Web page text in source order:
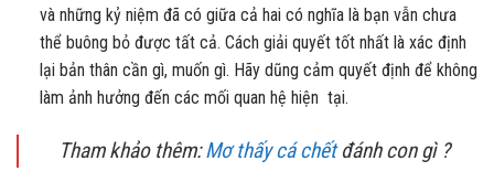
và những kỷ niệm đã có giữa cả hai có nghĩa là bạn vẫn chưa
thể buông bỏ được tất cả. Cách giải quyết tốt nhất là xác định
lại bản thân cần gì, muốn gì. Hãy dũng cảm quyết định để không
làm ảnh hưởng đến các mối quan hệ hiện tại.
Tham khảo thêm:Mơ thấy cá chếtđánh con gì ?